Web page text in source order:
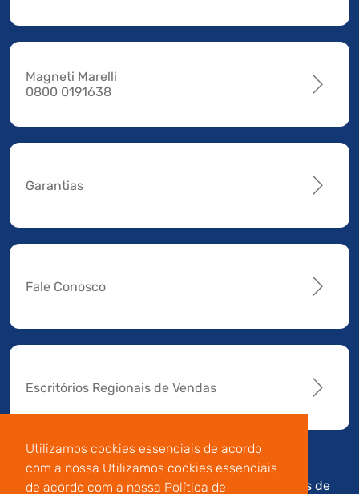
Utilizamos cookies essenciais de acordo
com a nossa Utilizamos cookies essenciais
de acordo com a nossa Política de
Magneti Marelli
0800 0191638
Garantias
Fale Conosco
Escritórios Regionais de Vendas
Av. Manoel da Nóbrega,
Termos de
Código de